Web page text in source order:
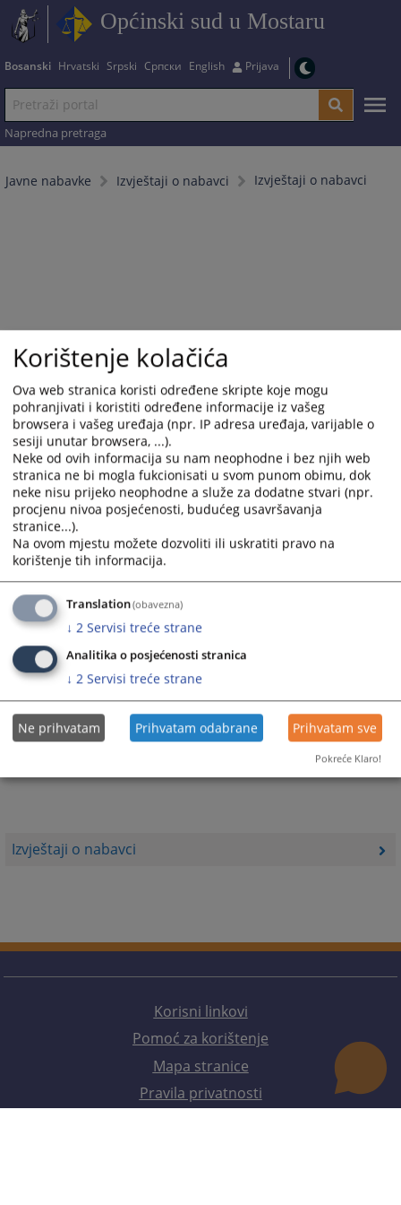
Općinski sud u Mostaru
Bosanski Hrvatski Srpski Српски English Prijava
Napredna pretraga
Javne nabavke Izvještaji o nabavci Izvještaji o nabavci
Izvještaji o nabavci
Trenutno nema vijesti
Korisni linkovi
Pomoć za korištenje
Mapa stranice
Pravila privatnosti
Korištenje kolačića
Ova web stranica koristi određene skripte koje mogu
pohranjivati i koristiti određene informacije iz vašeg
browsera i vašeg uređaja (npr. IP adresa uređaja, varijable o
sesiji unutar browsera, ...).
Neke od ovih informacija su nam neophodne i bez njih web
stranica ne bi mogla fukcionisati u svom punom obimu, dok
neke nisu prijeko neophodne a služe za dodatne stvari (npr.
procjenu nivoa posjećenosti, budućeg usavršavanja
stranice...).
Na ovom mjestu možete dozvoliti ili uskratiti pravo na
korištenje tih informacija.
Translation(obavezna)
↓ 2 Servisi treće strane
Analitika o posjećenosti stranica
↓ 2 Servisi treće strane
Ne prihvatam Prihvatam odabrane Prihvatam sve
Pokreće Klaro!